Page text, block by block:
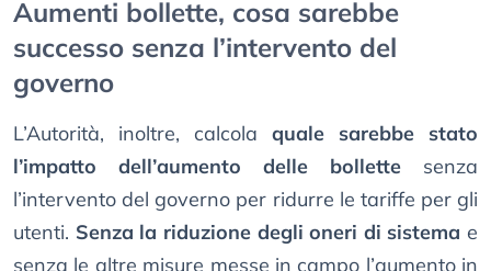
Aumenti bollette, cosa sarebbe
successo senza l’intervento del
governo
L’Autorità, inoltre, calcola quale sarebbe stato
l’impatto dell’aumento delle bollette senza
l’intervento del governo per ridurre le tariffe per gli
utenti. Senza la riduzione degli oneri di sistema e
senza le altre misure messe in campo l’aumento in